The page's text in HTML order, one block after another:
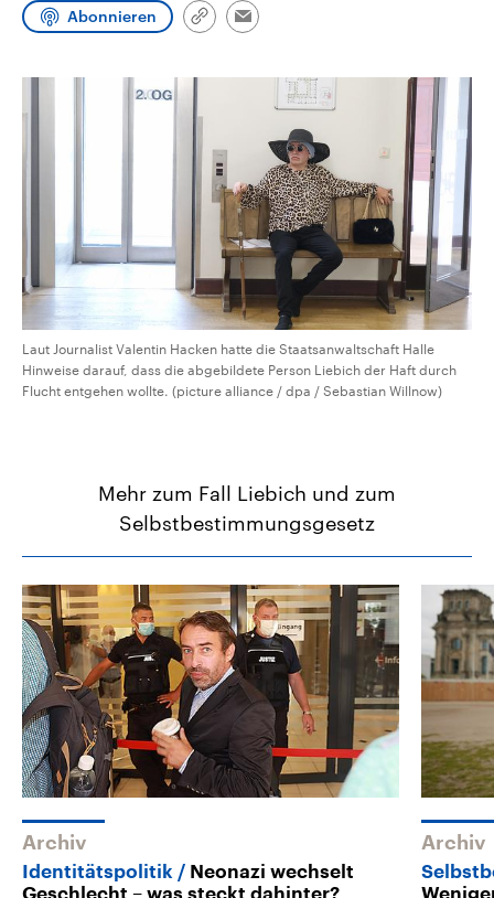
Wahl.
Audio-Archiv
Abonnieren
Link
Email
Laut Journalist Valentin Hacken hatte die Staatsanwaltschaft Halle
Hinweise darauf, dass die abgebildete Person Liebich der Haft durch
Flucht entgehen wollte. (picture alliance / dpa / Sebastian Willnow)
Mehr zum Fall Liebich und zum
Selbstbestimmungsgesetz
Archiv
Identitätspolitik
Neonazi wechselt
Archiv